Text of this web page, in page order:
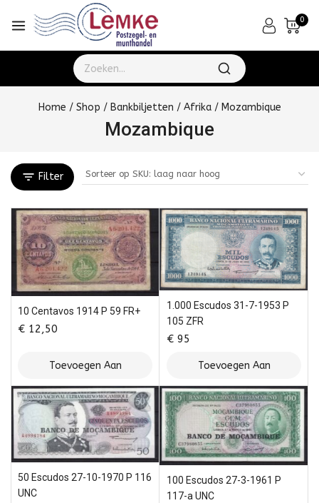
0
Home / Shop / Bankbiljetten / Afrika / Mozambique
Mozambique
Filter
10 Centavos 1914 P 59 FR+
€ 12,50
Toevoegen Aan
Winkelwagen
1.000 Escudos 31-7-1953 P
105 ZFR
€ 95
Toevoegen Aan
Winkelwagen
50 Escudos 27-10-1970 P 116
UNC
100 Escudos 27-3-1961 P
117-a UNC